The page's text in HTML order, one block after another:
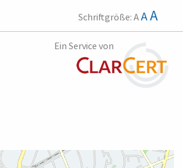
Schriftgröße: AAA
Ein Service von